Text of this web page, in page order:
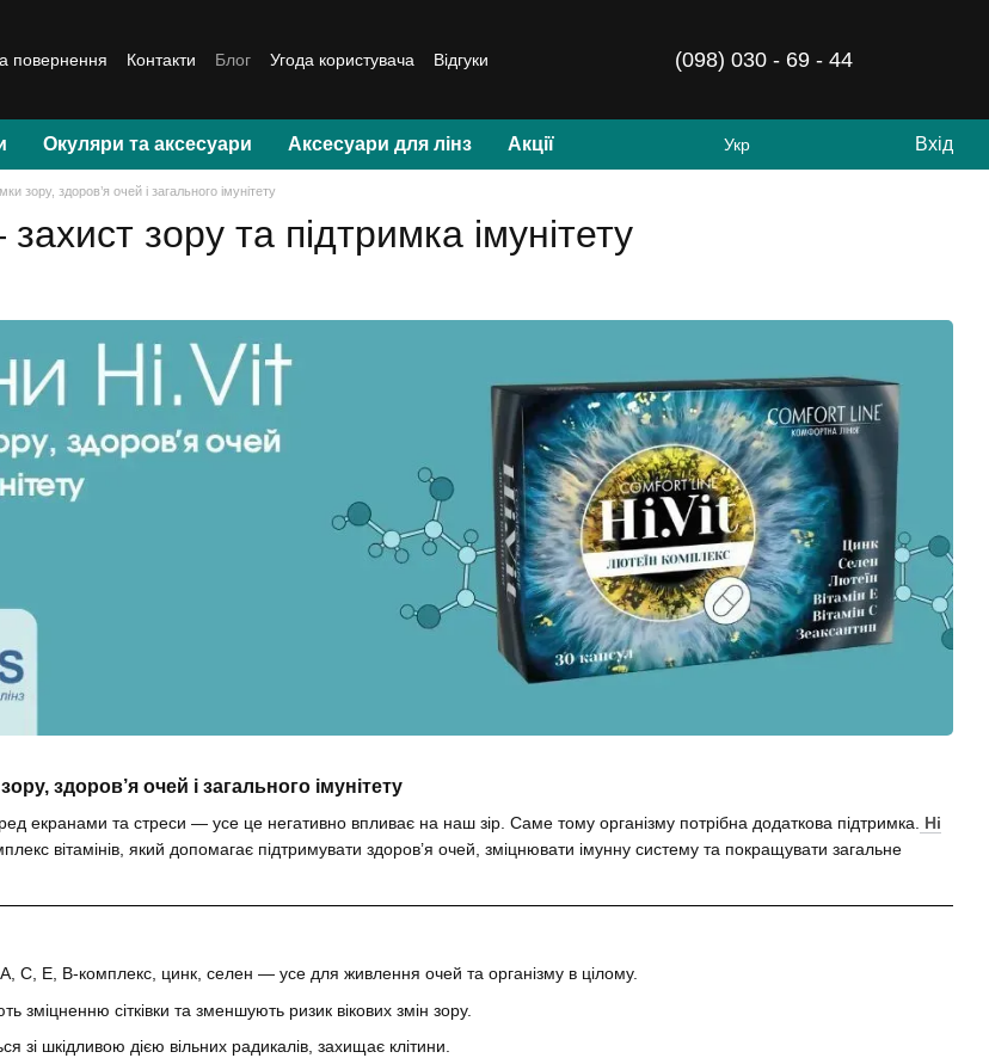
повернення Контакти Блог Угода користувача Відгуки (098) 030 - 69 - 44
Окуляри та аксесуари Аксесуари для лінз Акції Укр Вхід
зору, здоров’я очей і загального імунітету
зору та підтримка імунітету
здоров’я очей і загального імунітету
екранами та стреси — усе це негативно впливає на наш зір. Саме тому організму потрібна додаткова підтримка. Hi
вітамінів, який допомагає підтримувати здоров’я очей, зміцнювати імунну систему та покращувати загальне
A, C, E, B-комплекс, цинк, селен — усе для живлення очей та організму в цілому.
зміцненню сітківки та зменшують ризик вікових змін зору.
зі шкідливою дією вільних радикалів, захищає клітини.